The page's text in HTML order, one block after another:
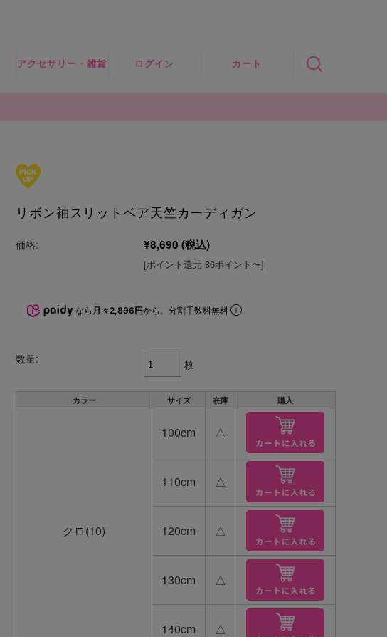
アクセサリー・雑貨
レッグウォーマ
ログイン カート
リボン袖スリットベア天竺カーディガン
価格: ¥8,690 (税込)
[ポイント還元 86ポイント〜]
なら 月々2,896円から。分割手数料無料
数量: 枚
カラー サイズ 在庫 購入
クロ(10)
100cm △
110cm △
120cm △
130cm △
140cm △